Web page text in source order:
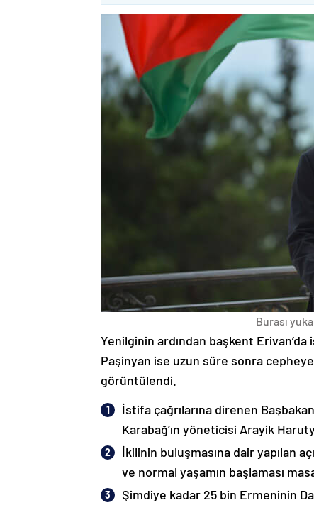
Burası
Yenilginin ardından başkent
Paşinyan ise uzun süre sonra
görüntülendi.
İstifa çağrılarına direnen
Karabağ’ın yöneticisi Arayik
İkilinin buluşmasına dair yapılan
ve normal yaşamın başlaması
Şimdiye kadar 25 bin Ermeninin